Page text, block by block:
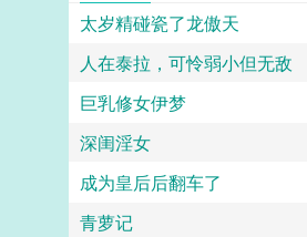
太岁精碰瓷了龙傲天
人在泰拉，可怜弱小但无敌
巨乳修女伊梦
深闺淫女
成为皇后后翻车了
青萝记